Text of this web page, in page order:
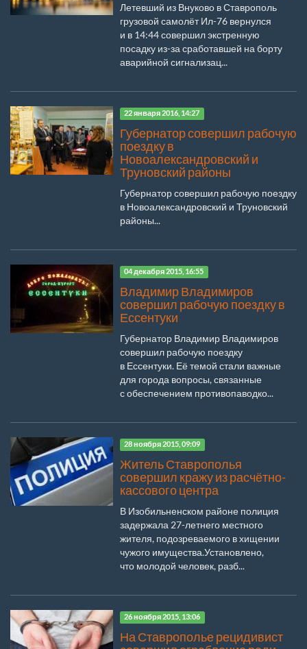
Летевший из Внуково в Ставрополь
грузовой самолёт Ил-76 вернулся
и в 14:44 совершил экстренную
посадку из-за сработавшей на борту
аварийной сигнализац...
22 января 2016, 14:27
Губернатор совершил рабочую
поездку в
Новоалександровский и
Труновский районы
Губернатор совершил рабочую поездку
в Новоалександровский и Труновский
районы...
04 декабря 2015, 16:55
Владимир Владимиров
совершил рабочую поездку в
Ессентуки
Губернатор Владимир Владимиров
совершил рабочую поездку
в Ессентуки. Её темой стали важные
для города вопросы, связанные
с обеспечением противопаводко...
28 ноября 2015, 09:09
Житель Ставрополья
совершил кражу из расчётно-
кассового центра
В Изобильненском районе полиция
задержала 27-летнего местного
жителя, подозреваемого в хищении
чужого имущества.Установлено,
что молодой человек, разб...
26 ноября 2015, 13:06
На Ставрополье рецидивист